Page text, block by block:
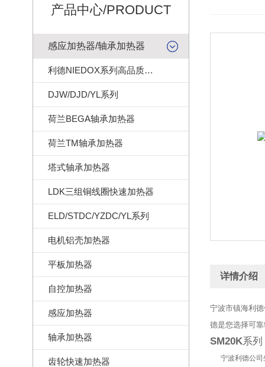
产品中心/PRODUCT
感应加热器/轴承加热器
利德NIEDOX系列高品质轴承加热器
DJW/DJD/YL系列
荷兰BEGA轴承加热器
荷兰TM轴承加热器
塔式轴承加热器
LDK三组铜线圈快速加热器
ELD/STDC/YZDC/YL系列
电机铝壳加热器
平板加热器
自控加热器
感应加热器
轴承加热器
齿轮快速加热器
详情介绍
宁波市镇海利
德是您选择可
SM20K系
宁波利德公